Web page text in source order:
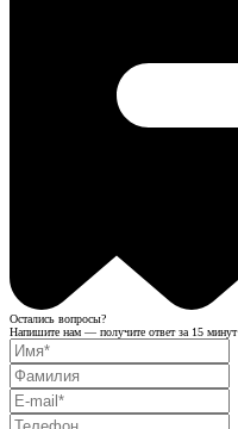
Остались вопросы?
Напишите нам — получите ответ за 15 минут